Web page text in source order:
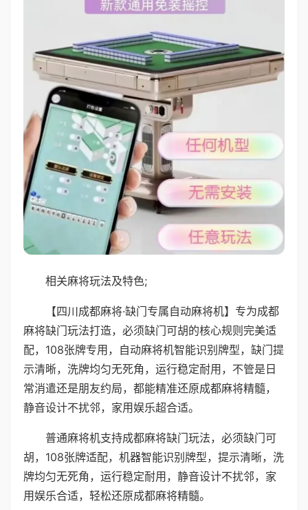
相关麻将玩法及特色;
【四川成都麻将·缺门专属自动麻将机】专为成都
麻将缺门玩法打造，必须缺门可胡的核心规则完美适
配，108张牌专用，自动麻将机智能识别牌型，缺门提
示清晰，洗牌均匀无死角，运行稳定耐用，不管是日
常消遣还是朋友约局，都能精准还原成都麻将精髓，
静音设计不扰邻，家用娱乐超合适。
普通麻将机支持成都麻将缺门玩法，必须缺门可
胡，108张牌适配，机器智能识别牌型，提示清晰，洗
牌均匀无死角，运行稳定耐用，静音设计不扰邻，家
用娱乐合适，轻松还原成都麻将精髓。